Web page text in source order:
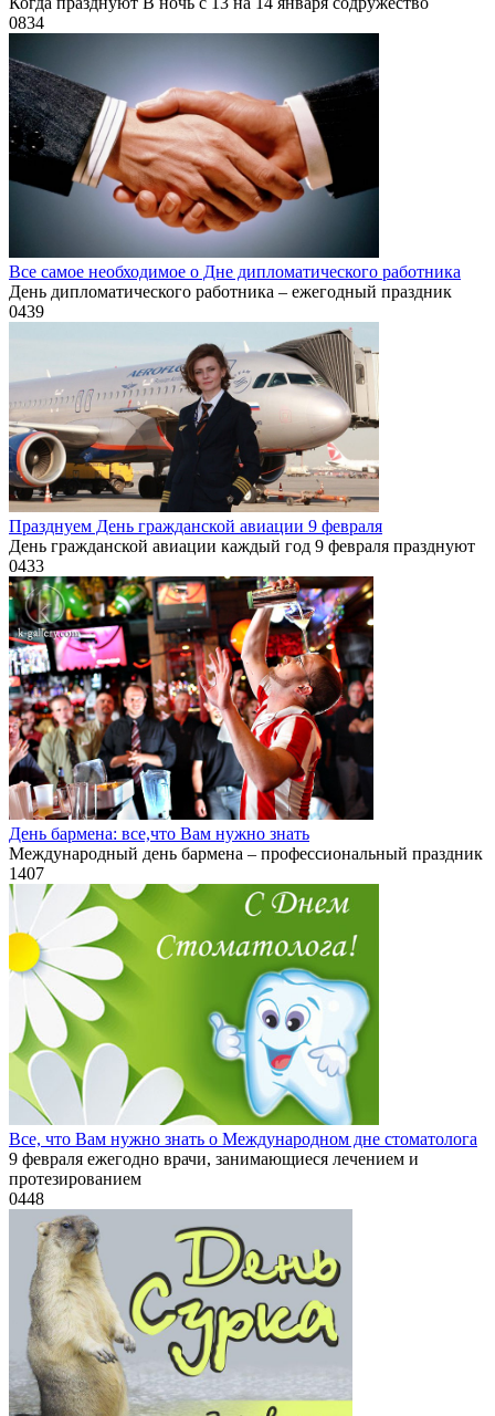
0834
Все самое необходимое о Дне дипломатического работника
День дипломатического работника – ежегодный праздник
0439
Празднуем День гражданской авиации 9 февраля
День гражданской авиации каждый год 9 февраля празднуют
0433
День бармена: все,что Вам нужно знать
Международный день бармена – профессиональный праздник
1407
Все, что Вам нужно знать о Международном дне стоматолога
9 февраля ежегодно врачи, занимающиеся лечением и
протезированием
0448